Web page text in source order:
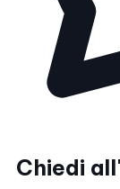
Chiedi